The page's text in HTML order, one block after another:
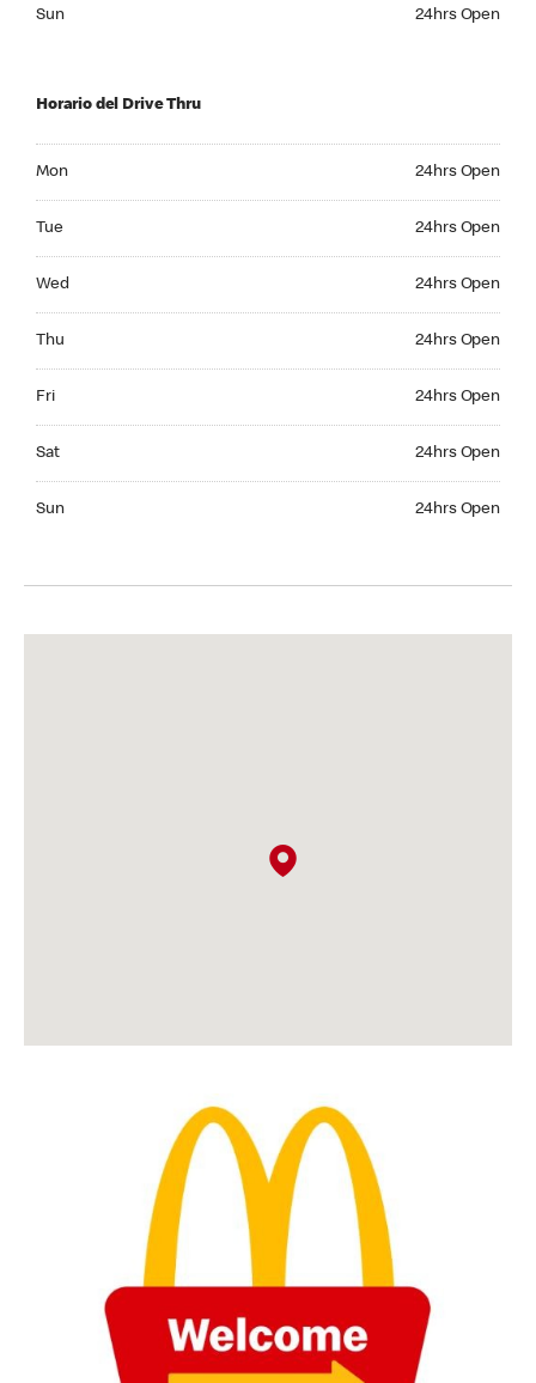
Sun 24hrs Open
Horario del Drive Thru
Mon 24hrs Open
Tue 24hrs Open
Wed 24hrs Open
Thu 24hrs Open
Fri 24hrs Open
Sat 24hrs Open
Sun 24hrs Open